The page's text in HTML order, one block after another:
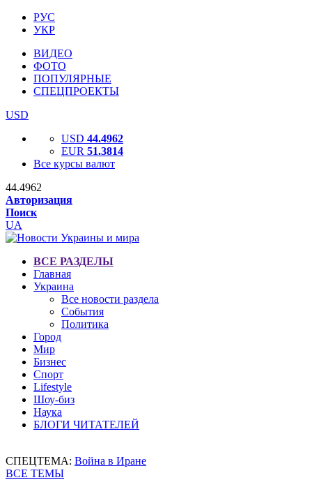
РУС
УКР
ВИДЕО
ФОТО
ПОПУЛЯРНЫЕ
СПЕЦПРОЕКТЫ
USD
USD 44.4962
EUR 51.3814
Все курсы валют
44.4962
Авторизация
Поиск
UA
ВСЕ РАЗДЕЛЫ
Главная
Украина
Все новости раздела
События
Политика
Город
Мир
Бизнес
Спорт
Lifestyle
Шоу-биз
Наука
БЛОГИ ЧИТАТЕЛЕЙ
СПЕЦТЕМА: Война в Иране
ВСЕ ТЕМЫ